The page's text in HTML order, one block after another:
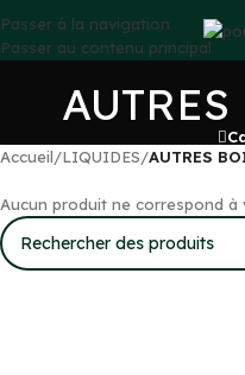
Passer à la navigation
Passer au contenu principal
Accueil/LIQUIDES/AUTRES
Aucun produit ne correspond à